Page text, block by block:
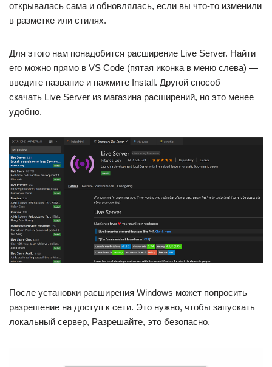
открывалась сама и обновлялась, если вы что-то изменили
в разметке или стилях.
Для этого нам понадобится расширение Live Server. Найти
его можно прямо в VS Code (пятая иконка в меню слева) —
введите название и нажмите Install. Другой способ —
скачать Live Server из магазина расширений, но это менее
удобно.
После установки расширения Windows может попросить
разрешение на доступ к сети. Это нужно, чтобы запускать
локальный сервер, Разрешайте, это безопасно.